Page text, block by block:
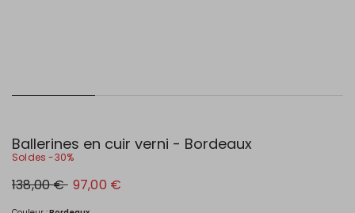
Ballerines en cuir verni - Bordeaux
Soldes -30%
Prix
original
138,00 € Nouveau
prix
97,00 €